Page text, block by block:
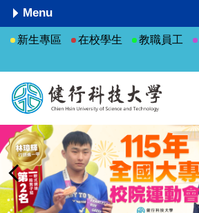
跳
到
主
容
區
Menu
新生專區 在校學生 教職員工